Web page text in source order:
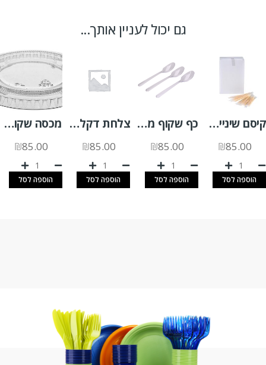
גם יכול לעניין אותך...
קיסם שיניים עטוף בצלופן 1000 יח'
₪85.00
הוספה לסל
כף שקוף מהודר 50 יח'
₪85.00
הוספה לסל
צלחת דקל 20/20א.200 יח'
₪85.00
הוספה לסל
מכסה שקוף לגביע רוטב 4OZ א.2500 יח'
₪85.00
הוספה לסל